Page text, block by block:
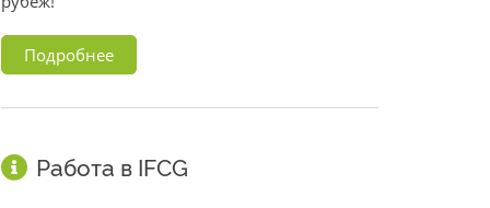
Подробнее
Работа в IFCG